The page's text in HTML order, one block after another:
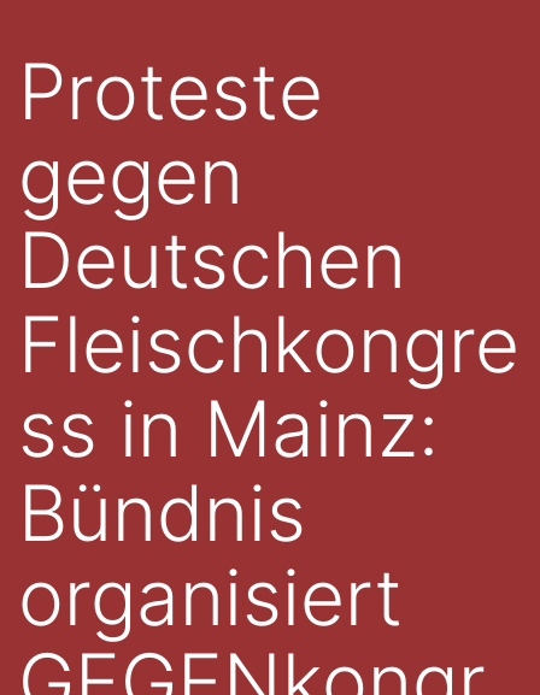
Proteste
gegen
Deutschen
Fleischkongre
ss in Mainz:
Bündnis
organisiert